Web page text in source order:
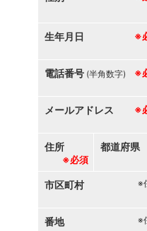
生年月日 ※
電話番号 ※
(半角数字)
メールアドレス ※
住所
※必須
都道府県
市区町村 ※
番地 ※